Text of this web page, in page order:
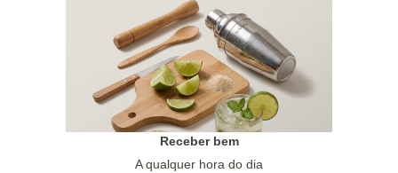
Receber bem
A qualquer hora do dia